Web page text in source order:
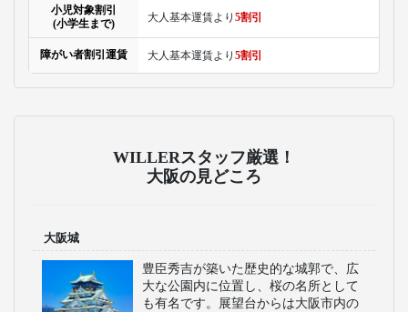
小児対象割引
(小学生まで)
大人基本運賃より 5割引
障がい者割引運賃 大人基本運賃より 5割引
WILLERスタッフ厳選！
大阪の見どころ
大阪城
豊臣秀吉が築いた歴史的な城郭で、広
大な公園内に位置し、桜の名所として
も有名です。展望台からは大阪市内の